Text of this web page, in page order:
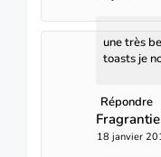
une très
toasts je
Répondre
18 janvier